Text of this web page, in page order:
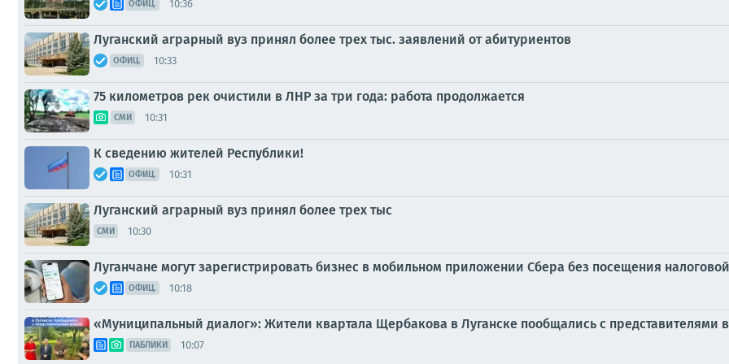
ОФИЦ. 10:36
Луганский аграрный вуз принял более трех тыс. заявлений от абитуриентов
ОФИЦ. 10:33
75 километров рек очистили в ЛНР за три года: работа продолжается
СМИ 10:31
К сведению жителей Республики!
ОФИЦ. 10:31
Луганский аграрный вуз принял более трех тыс
СМИ 10:30
Луганчане могут зарегистрировать бизнес в мобильном приложении Сбера без посещения налоговой
ОФИЦ. 10:18
«Муниципальный диалог»: Жители квартала Щербакова в Луганске пообщались с представителями
ПАБЛИКИ 10:07